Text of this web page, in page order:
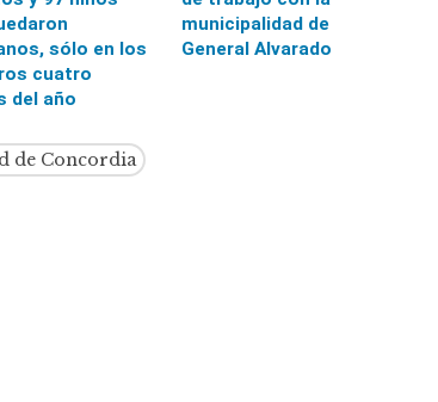
sólo en los
cuatro
del año
municipalidad de
General Alvarado
de Concordia